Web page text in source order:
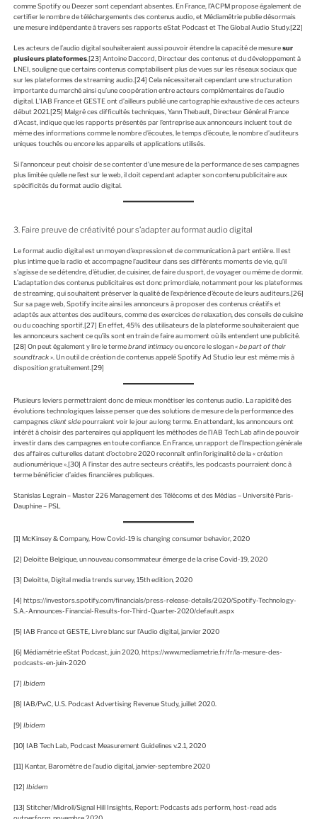
comme Spotify ou Deezer sont cependant absentes. En France, l’ACPM propose également de
certifier le nombre de téléchargements des contenus audio, et Médiamétrie publie désormais
une mesure indépendante à travers ses rapports eStat Podcast et The Global Audio Study.[22]
Les acteurs de l’audio digital souhaiteraient aussi pouvoir étendre la capacité de mesuresur
plusieurs plateformes.[23] Antoine Daccord, Directeur des contenus et du développement à
LNEI, souligne que certains contenus comptabilisent plus de vues sur les réseaux sociaux que
sur les plateformes de streaming audio.[24] Cela nécessiterait cependant une structuration
importante du marché ainsi qu’une coopération entre acteurs complémentaires de l’audio
digital. L’IAB France et GESTE ont d’ailleurs publié une cartographie exhaustive de ces acteurs
début 2021. [25] Malgré ces difficultés techniques, Yann Thebault, Directeur Général France
d’Acast, indique que les rapports présentés par l’entreprise aux annonceurs incluent tout de
même des informations comme le nombre d’écoutes, le temps d’écoute, le nombre d’auditeurs
uniques touchés ou encore les appareils et applications utilisés.
Si l’annonceur peut choisir de se contenter d’une mesure de la performance de ses campagnes
plus limitée qu’elle ne l’est sur le web, il doit cependant adapter son contenu publicitaire aux
spécificités du format audio digital.
3. Faire preuve de créativité pour s’adapter au format audio digital
Le format audio digital est un moyen d’expression et de communication à part entière. Il est
plus intime que la radio et accompagne l’auditeur dans ses différents moments de vie, qu’il
s’agisse de se détendre, d’étudier, de cuisiner, de faire du sport, de voyager ou même de dormir.
L’adaptation des contenus publicitaires est donc primordiale, notamment pour les plateformes
de streaming, qui souhaitent préserver la qualité de l’expérience d’écoute de leurs auditeurs.[26]
Sur sa page web, Spotify incite ainsi les annonceurs à proposer des contenus créatifs et
adaptés aux attentes des auditeurs, comme des exercices de relaxation, des conseils de cuisine
ou du coaching sportif.[27] En effet, 45% des utilisateurs de la plateforme souhaiteraient que
les annonceurs sachent ce qu’ils sont en train de faire au moment où ils entendent une publicité.
[28] On peut également y lire le termebrand intimacyou encore le slogan «be part of their
soundtrack». Un outil de création de contenus appelé Spotify Ad Studio leur est même mis à
disposition gratuitement.[29]
Plusieurs leviers permettraient donc de mieux monétiser les contenus audio. La rapidité des
évolutions technologiques laisse penser que des solutions de mesure de la performance des
campagnesclient sidepourraient voir le jour au long terme. En attendant, les annonceurs ont
intérêt à choisir des partenaires qui appliquent les méthodes de l’IAB Tech Lab afin de pouvoir
investir dans des campagnes en toute confiance. En France, un rapport de l’Inspection générale
des affaires culturelles datant d’octobre 2020 reconnaît enfin l’originalité de la « création
audionumérique ».[30] A l’instar des autre secteurs créatifs, les podcasts pourraient donc à
terme bénéficier d’aides financières publiques.
Stanislas Legrain – Master 226 Management des Télécoms et des Médias – Université Paris-
Dauphine – PSL
[1] McKinsey & Company, How Covid-19 is changing consumer behavior, 2020
[2] Deloitte Belgique, un nouveau consommateur émerge de la crise Covid-19, 2020
[3] Deloitte, Digital media trends survey, 15th edition, 2020
[4] https://investors.spotify.com/financials/press-release-details/2020/Spotify-Technology-
S.A.-Announces-Financial-Results-for-Third-Quarter-2020/default.aspx
[5] IAB France et GESTE, Livre blanc sur l’Audio digital, janvier 2020
[6] Médiamétrie eStat Podcast, juin 2020, https://www.mediametrie.fr/fr/la-mesure-des-
podcasts-en-juin-2020
[7] Ibidem
[8] IAB/PwC, U.S. Podcast Advertising Revenue Study, juillet 2020.
[9] Ibidem
[10] IAB Tech Lab, Podcast Measurement Guidelines v.2.1, 2020
[11] Kantar, Baromètre de l’audio digital, janvier-septembre 2020
[12] Ibidem
[13] Stitcher/Midroll/Signal Hill Insights, Report: Podcasts ads perform, host-read ads